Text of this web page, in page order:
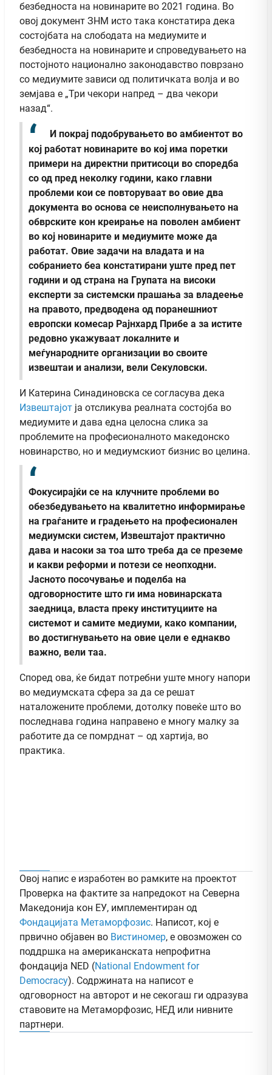
безбедноста на новинарите во 2021 година. Во
овој документ ЗНМ исто така констатира дека
состојбата на слободата на медиумите и
безбедноста на новинарите и спроведувањето на
постојното национално законодавство поврзано
со медиумите зависи од политичката волја и во
земјава е „Три чекори напред – два чекори
назад“.
И покрај подобрувањето во амбиентот во
кој работат новинарите во кој има поретки
примери на директни притисоци во споредба
со од пред неколку години, како главни
проблеми кои се повторуваат во овие два
документа во основа се неисполнувањето на
обврските кон креирање на поволен амбиент
во кој новинарите и медиумите може да
работат. Овие задачи на владата и на
собранието беа констатирани уште пред пет
години и од страна на Групата на високи
експерти за системски прашања за владеење
на правото, предводена од поранешниот
европски комесар Рајнхард Прибе а за истите
редовно укажуваат локалните и
меѓународните организации во своите
извештаи и анализи, вели Секуловски.
И Катерина Синадиновска се согласува дека
Извештајот ја отсликува реалната состојба во
медиумите и дава една целосна слика за
проблемите на професионалното македонско
новинарство, но и медиумскиот бизнис во целина.
Фокусирајќи се на клучните проблеми во
обезбедувањето на квалитетно информирање
на граѓаните и градењето на професионален
медиумски систем, Извештајот практично
дава и насоки за тоа што треба да се преземе
и какви реформи и потези се неопходни.
Јасното посочување и поделба на
одговорностите што ги има новинарската
заедница, власта преку институциите на
системот и самите медиуми, како компании,
во достигнувањето на овие цели е еднакво
важно, вели таа.
Според ова, ќе бидат потребни уште многу напори
во медиумската сфера за да се решат
наталожените проблеми, дотолку повеќе што во
последнава година направено е многу малку за
работите да се помрднат – од хартија, во
практика.
Овој напис е изработен во рамките на проектот
Проверка на фактите за напредокот на Северна
Македонија кон ЕУ, имплементиран од
Фондацијата Метаморфозис. Написот, кој е
првично објавен во Вистиномер, e овозможен со
поддршка на американската непрофитна
фондација NED (National Endowment for
Democracy). Содржината на написот е
одговорност на авторот и не секогаш ги одразува
ставовите на Метаморфозис, НЕД или нивните
партнери.